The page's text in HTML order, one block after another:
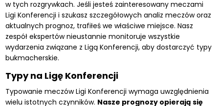
w tych rozgrywkach. Jeśli jesteś zainteresowany meczami
Ligi Konferencji i szukasz szczegółowych analiz meczów oraz
aktualnych prognoz, trafiłeś we właściwe miejsce. Nasz
zespół ekspertów nieustannie monitoruje wszystkie
wydarzenia związane z Ligą Konferencji, aby dostarczyć typy
bukmacherskie.
Typy na Ligę Konferencji
Typowanie meczów Ligi Konferencji wymaga uwzględnienia
wielu istotnych czynników. Nasze prognozy opierają się